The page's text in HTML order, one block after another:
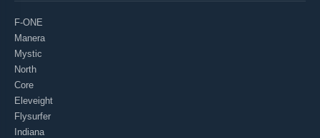
F-ONE
Manera
Mystic
North
Core
Eleveight
Flysurfer
Indiana